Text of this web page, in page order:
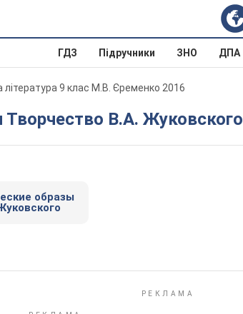
ГДЗ Підручники ЗНО ДПА
література 9 клас М.В. Єременко 2016
Творчество В.А. Жуковского
образы